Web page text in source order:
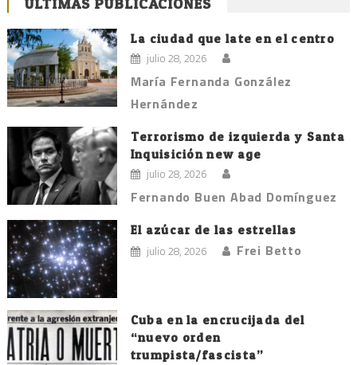
La ciudad que late en el centro
julio 28, 2026
María Fernanda González
Hernández
Terrorismo de izquierda y Santa
Inquisición new age
julio 28, 2026
Fernando Buen Abad Domínguez
El azúcar de las estrellas
julio 28, 2026 Frei Betto
Cuba en la encrucijada del
“nuevo orden
trumpista/fascista”